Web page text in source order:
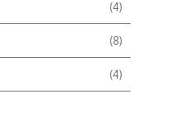
(4)
(8)
(4)